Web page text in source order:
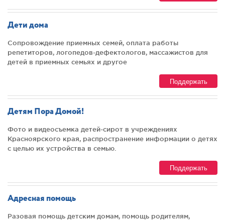
Дети дома
Сопровождение приемных семей, оплата работы
репетиторов, логопедов-дефектологов, массажистов для
детей в приемных семьях и другое
Поддержать
Детям Пора Домой!
Фото и видеосъемка детей-сирот в учреждениях
Красноярского края, распространение информации о детях
с целью их устройства в семью.
Поддержать
Адресная помощь
Разовая помощь детским домам, помощь родителям,